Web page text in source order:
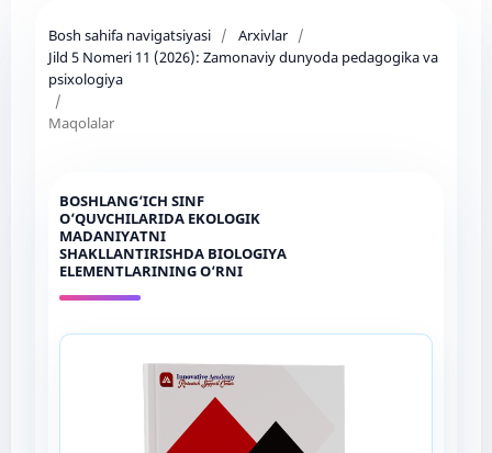
Bosh sahifa navigatsiyasi / Arxivlar /
Jild 5 Nomeri 11 (2026): Zamonaviy dunyoda pedagogika va
psixologiya
/
Maqolalar
BOSHLANG‘ICH SINF
O‘QUVCHILARIDA EKOLOGIK
MADANIYATNI
SHAKLLANTIRISHDA BIOLOGIYA
ELEMENTLARINING O‘RNI